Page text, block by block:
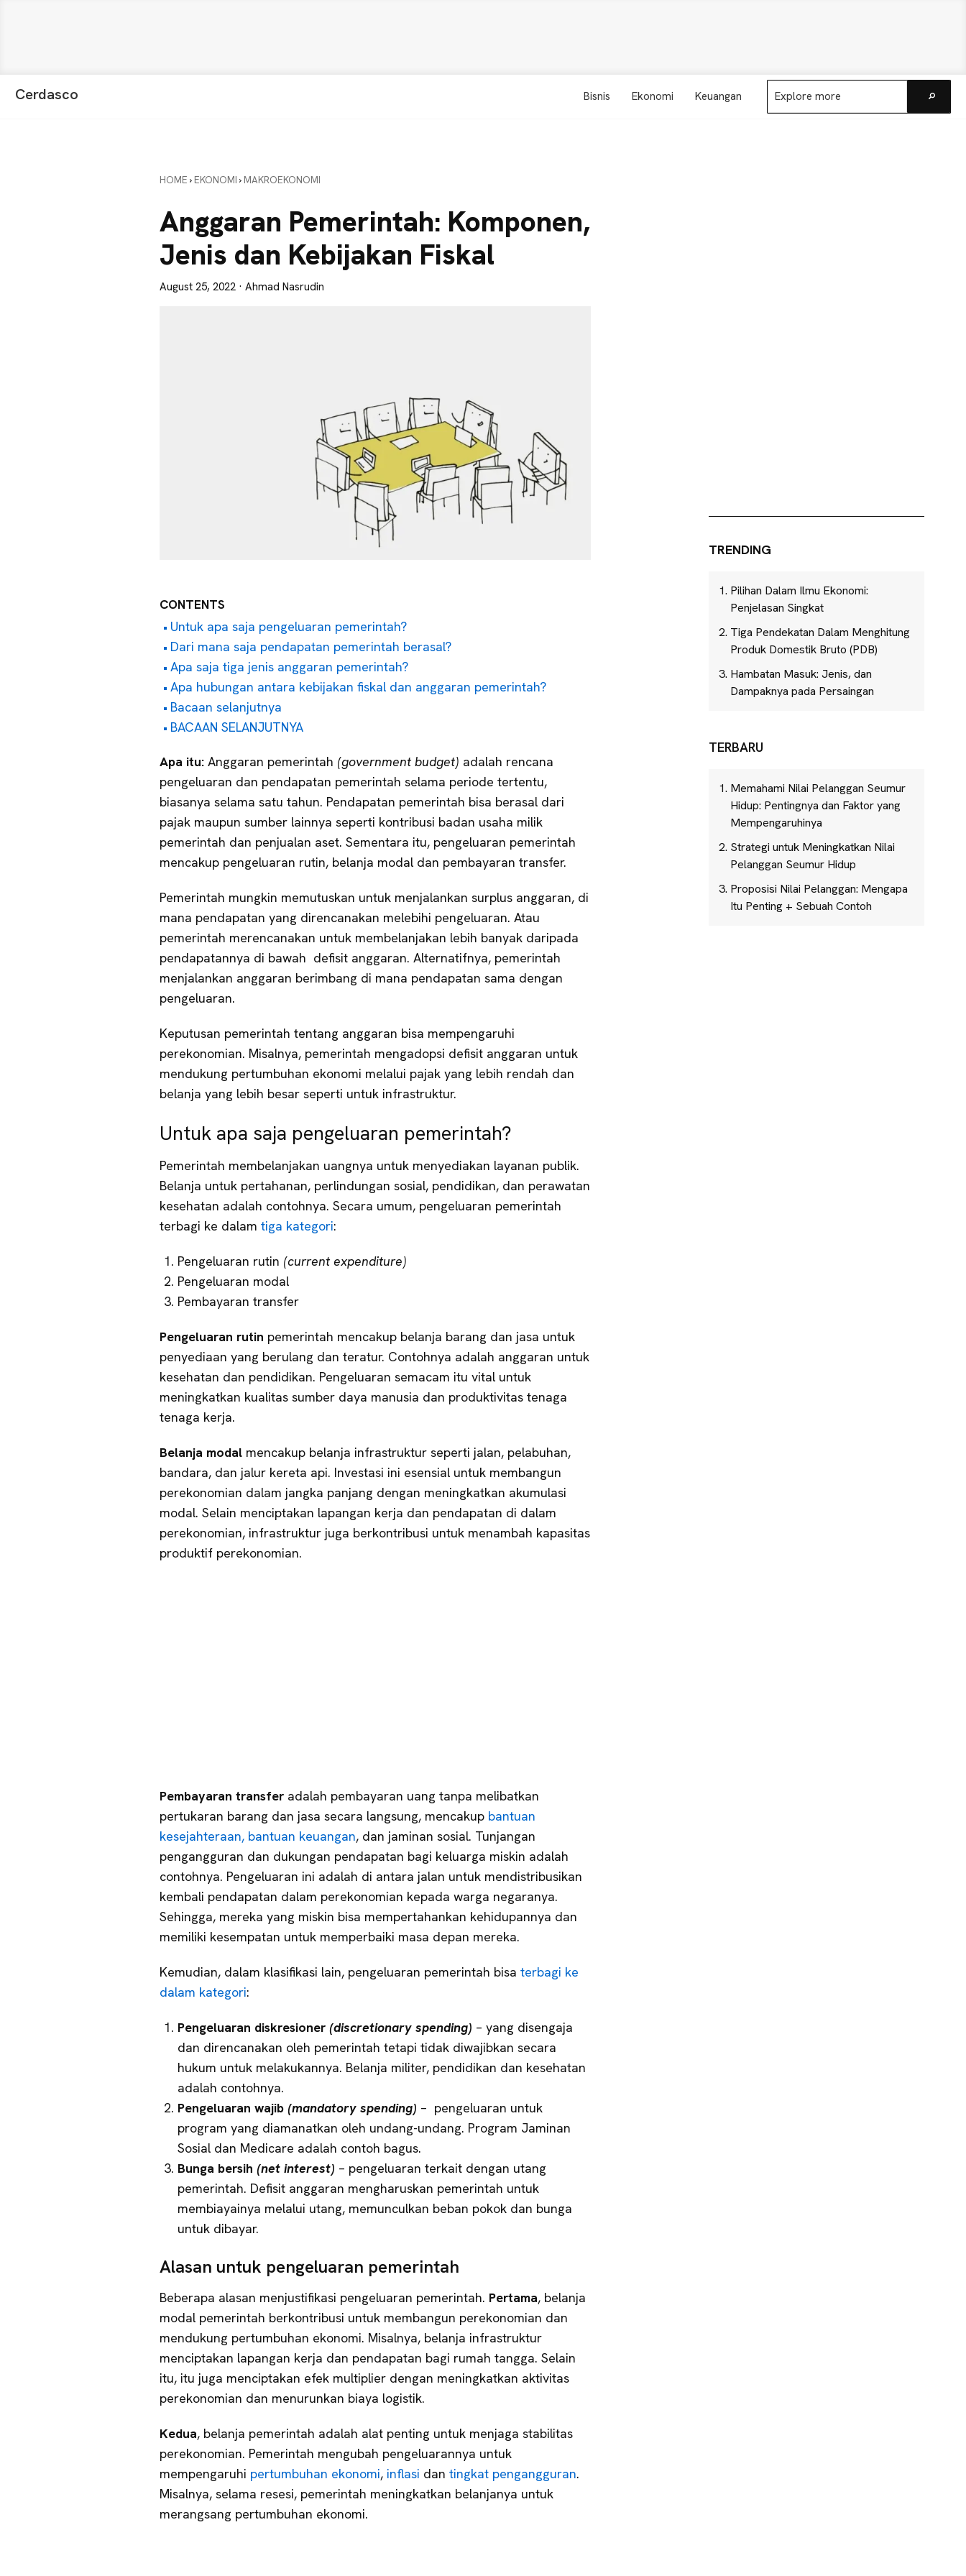
Cerdasco Bisnis Ekonomi Keuangan
Explore
more
HOME › EKONOMI › MAKROEKONOMI
Anggaran Pemerintah: Komponen,
Jenis dan Kebijakan Fiskal
August 25, 2022 · Ahmad Nasrudin
CONTENTS
Untuk apa saja pengeluaran pemerintah?
Dari mana saja pendapatan pemerintah berasal?
Apa saja tiga jenis anggaran pemerintah?
Apa hubungan antara kebijakan fiskal dan anggaran pemerintah?
Bacaan selanjutnya
BACAAN SELANJUTNYA
Apa itu: Anggaran pemerintah (government budget) adalah rencana
pengeluaran dan pendapatan pemerintah selama periode tertentu,
biasanya selama satu tahun. Pendapatan pemerintah bisa berasal dari
pajak maupun sumber lainnya seperti kontribusi badan usaha milik
pemerintah dan penjualan aset. Sementara itu, pengeluaran pemerintah
mencakup pengeluaran rutin, belanja modal dan pembayaran transfer.
Pemerintah mungkin memutuskan untuk menjalankan surplus anggaran, di
mana pendapatan yang direncanakan melebihi pengeluaran. Atau
pemerintah merencanakan untuk membelanjakan lebih banyak daripada
pendapatannya di bawah defisit anggaran. Alternatifnya, pemerintah
menjalankan anggaran berimbang di mana pendapatan sama dengan
pengeluaran.
Keputusan pemerintah tentang anggaran bisa mempengaruhi
perekonomian. Misalnya, pemerintah mengadopsi defisit anggaran untuk
mendukung pertumbuhan ekonomi melalui pajak yang lebih rendah dan
belanja yang lebih besar seperti untuk infrastruktur.
Untuk apa saja pengeluaran pemerintah?
Pemerintah membelanjakan uangnya untuk menyediakan layanan publik.
Belanja untuk pertahanan, perlindungan sosial, pendidikan, dan perawatan
kesehatan adalah contohnya. Secara umum, pengeluaran pemerintah
terbagi ke dalam tiga kategori:
Pengeluaran rutin (current expenditure)
Pengeluaran modal
Pembayaran transfer
Pengeluaran rutin pemerintah mencakup belanja barang dan jasa untuk
penyediaan yang berulang dan teratur. Contohnya adalah anggaran untuk
kesehatan dan pendidikan. Pengeluaran semacam itu vital untuk
meningkatkan kualitas sumber daya manusia dan produktivitas tenaga
tenaga kerja.
Belanja modal mencakup belanja infrastruktur seperti jalan, pelabuhan,
bandara, dan jalur kereta api. Investasi ini esensial untuk membangun
perekonomian dalam jangka panjang dengan meningkatkan akumulasi
modal. Selain menciptakan lapangan kerja dan pendapatan di dalam
perekonomian, infrastruktur juga berkontribusi untuk menambah kapasitas
produktif perekonomian.
Pembayaran transfer adalah pembayaran uang tanpa melibatkan
pertukaran barang dan jasa secara langsung, mencakup bantuan
kesejahteraan, bantuan keuangan, dan jaminan sosial. Tunjangan
pengangguran dan dukungan pendapatan bagi keluarga miskin adalah
contohnya. Pengeluaran ini adalah di antara jalan untuk mendistribusikan
kembali pendapatan dalam perekonomian kepada warga negaranya.
Sehingga, mereka yang miskin bisa mempertahankan kehidupannya dan
memiliki kesempatan untuk memperbaiki masa depan mereka.
Kemudian, dalam klasifikasi lain, pengeluaran pemerintah bisa terbagi ke
dalam kategori:
Pengeluaran diskresioner (discretionary spending) – yang disengaja
dan direncanakan oleh pemerintah tetapi tidak diwajibkan secara
hukum untuk melakukannya. Belanja militer, pendidikan dan kesehatan
adalah contohnya.
Pengeluaran wajib (mandatory spending) – pengeluaran untuk
program yang diamanatkan oleh undang-undang. Program Jaminan
Sosial dan Medicare adalah contoh bagus.
Bunga bersih (net interest) – pengeluaran terkait dengan utang
pemerintah. Defisit anggaran mengharuskan pemerintah untuk
membiayainya melalui utang, memunculkan beban pokok dan bunga
untuk dibayar.
Alasan untuk pengeluaran pemerintah
Beberapa alasan menjustifikasi pengeluaran pemerintah. Pertama, belanja
modal pemerintah berkontribusi untuk membangun perekonomian dan
mendukung pertumbuhan ekonomi. Misalnya, belanja infrastruktur
menciptakan lapangan kerja dan pendapatan bagi rumah tangga. Selain
itu, itu juga menciptakan efek multiplier dengan meningkatkan aktivitas
perekonomian dan menurunkan biaya logistik.
Kedua, belanja pemerintah adalah alat penting untuk menjaga stabilitas
perekonomian. Pemerintah mengubah pengeluarannya untuk
mempengaruhi pertumbuhan ekonomi, inflasi dan tingkat pengangguran.
Misalnya, selama resesi, pemerintah meningkatkan belanjanya untuk
merangsang pertumbuhan ekonomi.
TRENDING
Pilihan Dalam Ilmu Ekonomi:
Penjelasan Singkat
Tiga Pendekatan Dalam Menghitung
Produk Domestik Bruto (PDB)
Hambatan Masuk: Jenis, dan
Dampaknya pada Persaingan
TERBARU
Memahami Nilai Pelanggan Seumur
Hidup: Pentingnya dan Faktor yang
Mempengaruhinya
Strategi untuk Meningkatkan Nilai
Pelanggan Seumur Hidup
Proposisi Nilai Pelanggan: Mengapa
Itu Penting + Sebuah Contoh